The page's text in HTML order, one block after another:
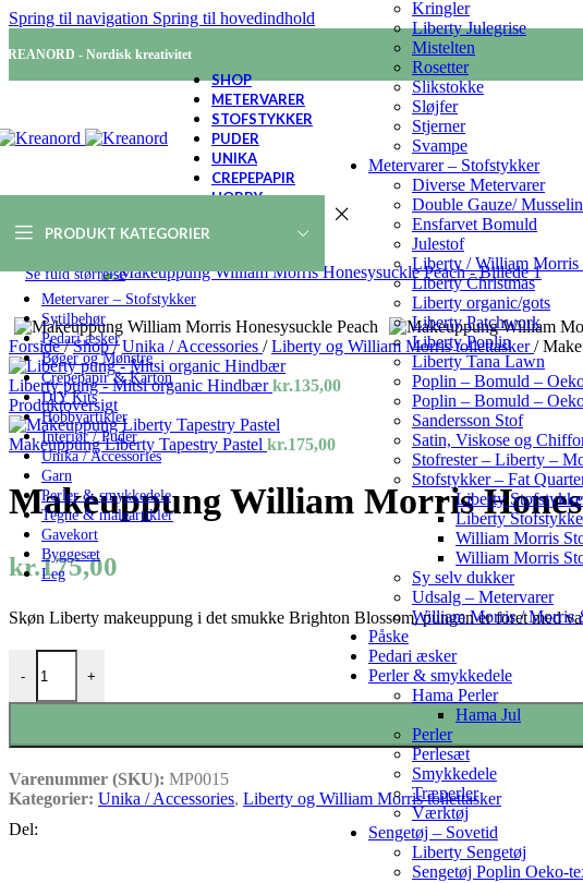
Spring til navigation Spring til hovedindhold
- Nordisk kreativitet
SHOP
METERVARER
STOFSTYKKER
PUDER
UNIKA
CREPEPAPIR
HOBBY
PRODUKT KATEGORIER
Metervarer – Stofstykker
Sytilbehør
Pedari æsker
Bøger og Mønstre
Crepepapir & Karton
DIY Kits
Hobbyartikler
Interiør / Puder
Unika / Accessories
Garn
Perler & smykkedele
Tegne & maleartikler
Gavekort
Byggesæt
Leg
Kringler
Liberty Julegrise
Mistelten
Rosetter
Slikstokke
Sløjfer
Stjerner
Svampe
Metervarer – Stofstykker
Diverse Metervarer
Double Gauze/ Musselin
Ensfarvet Bomuld
Julestof
Liberty / William Morris
Liberty Christmas
Liberty organic/gots
Liberty Patchwork
Liberty Poplin
Liberty Tana Lawn
Poplin – Bomuld –
Poplin – Bomuld –
Sandersson Stof
Satin, Viskose og
Stofrester – Liberty –
Stofstykker – Fat
Liberty
Liberty
William Morris
William Morris
Sy selv dukker
Udsalg – Metervarer
William Morris / Morris
Påske
Pedari æsker
Perler & smykkedele
Hama Perler
Hama Jul
Perler
Perlesæt
Smykkedele
Træperler
Værktøj
Sengetøj – Sovetid
Liberty Sengetøj
Sengetøj Poplin Oeko-
Se fuld størrelse
Forside/ Shop/ Unika / Accessories / Liberty og William Morris toilettasker/
Liberty pung - Mitsi organic Hindbærkr.135,00
Produktoversigt
Makeuppung Liberty Tapestry Pastel kr.175,00
Makeuppung William Morris
kr.175,00
Skøn Liberty makeuppung i det smukke Brighton Blossom, pungen er foret med
-
Makeuppung William Morris Honesysuckle Peach antal
+
Varenummer (SKU): MP0015
Kategorier: Unika / Accessories, Liberty og William Morris toilettasker
Del: